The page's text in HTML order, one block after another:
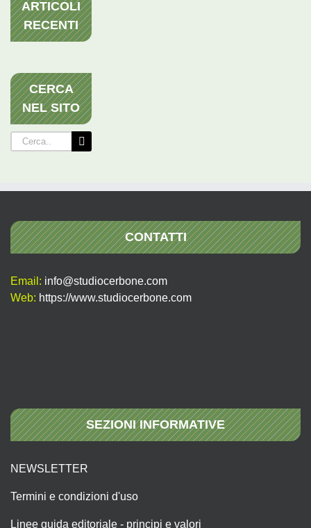
ARTICOLI
RECENTI
CERCA
NEL SITO
Cerca
per:
CONTATTI
Email: info@studiocerbone.com
Web: https://www.studiocerbone.com
SEZIONI INFORMATIVE
NEWSLETTER
Termini e condizioni d'uso
Linee guida editoriale - principi e valori